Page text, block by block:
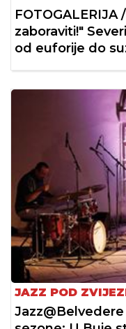
zaboraviti!"
od euforije do
JAZZ POD